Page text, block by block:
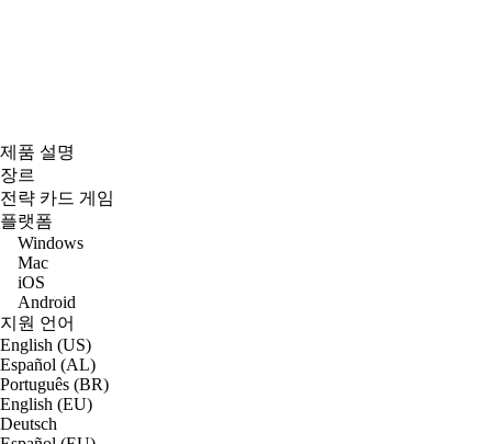
제품 설명
장르
전략 카드 게임
플랫폼
Windows
Mac
iOS
Android
지원 언어
English (US)
Español (AL)
Português (BR)
English (EU)
Deutsch